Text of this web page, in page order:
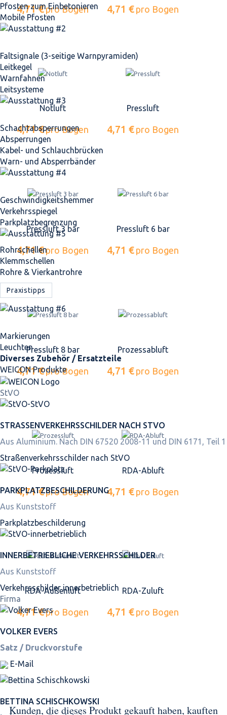
Pfosten zum Einbetonieren
Mobile Pfosten
Faltsignale (3-seitige Warnpyramiden)
Leitkegel
Warnfahnen
Leitsysteme
Schacht­absperrungen
Absperrungen
Kabel- und Schlauchbrücken
Warn- und Absperrbänder
Geschwindigkeits­hemmer
Verkehrsspiegel
Parkplatz­begrenzung
Rohrschellen
Klemmschellen
Rohre & Vierkantrohre
Praxistipps
Markierungen
Leuchten
Diverses Zubehör / Ersatzteile
WEICON Produkte
StVO
STRASSEN­VERKEHRS­SCHILDER NACH STVO
Aus Aluminium. Nach DIN 67520 2008-11 und DIN 6171, Teil 1
Straßen­verkehrs­schilder nach StVO
PARKPLATZ­BESCHILDERUNG
Aus Kunststoff
Parkplatz­beschilderung
INNER­BETRIEBLICHE VERKEHRS­SCHILDER
Aus Kunststoff
Verkehrsschilder innerbetrieblich
Firma
VOLKER EVERS
Satz / Druckvorstufe
E-Mail
BETTINA SCHISCHKOWSKI
4,71 € pro Bogen 4,71 € pro Bogen
Notluft
4,71 €pro Bogen
Pressluft
4,71 € pro Bogen
Pressluft 3 bar
4,71 €pro Bogen
Pressluft 6 bar
4,71 € pro Bogen
Pressluft 8 bar
4,71 € pro Bogen
Prozessabluft
4,71 € pro Bogen
Prozessluft
4,71 € pro Bogen
RDA-Abluft
4,71 € pro Bogen
RDA-Außenluft
4,71 €pro Bogen
RDA-Zuluft
4,71 € pro Bogen
Kunden, die dieses Produkt gekauft haben, kauften